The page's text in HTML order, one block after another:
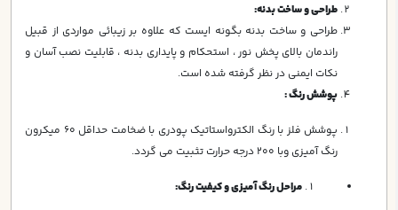
طراحي و ساخت بدنه:
طراحي و ساخت بدنه بگونه ايست كه علاوه بر زيبائي مواردي از قبيل
راندمان بالاي پخش نور ، استحكام و پايداري بدنه ، قابليت نصب آسان و
نكات ايمني در نظر گرفته شده است.
پوشش رنگ :
پوشش فلز با رنگ الكترواستاتيك پودري با ضخامت حداقل 60 ميكرون
رنگ آميزي وبا 200 درجه حرارت تثبيت مي گردد.
مراحل رنگ آمیزی و کیفیت رنگ: